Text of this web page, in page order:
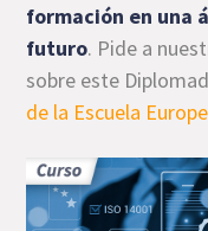
formación en una
futuro. Pide a
sobre este
de la Escuela